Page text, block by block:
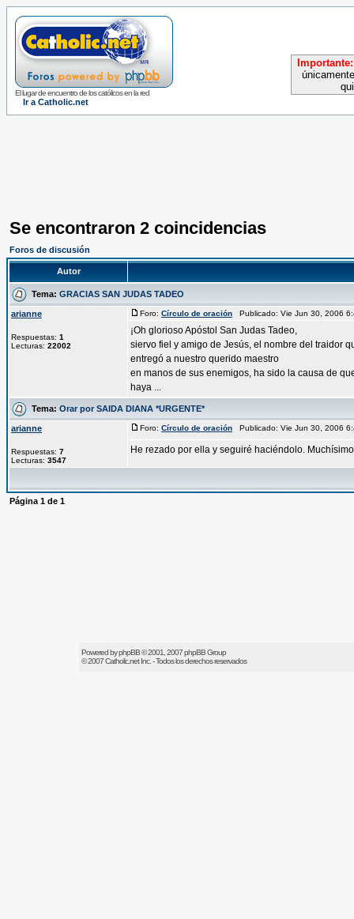
El lugar de encuentro de los católicos en la red
Ir a Catholic.net
Importante:
Se encontraron 2 coincidencias
Foros de discusión
Autor
Tema: GRACIAS SAN JUDAS TADEO
arianne
Respuestas: 1
Lecturas: 22002
Foro: Círculo de oración Publicado: Vie Jun 30, 2006
¡Oh glorioso Apóstol San Judas Tadeo,
siervo fiel y amigo de Jesús, el nombre del traidor
entregó a nuestro querido maestro
en manos de sus enemigos, ha sido la causa de
haya ...
Tema: Orar por SAIDA DIANA *URGENTE*
arianne
Respuestas: 7
Lecturas: 3547
Foro: Círculo de oración Publicado: Vie Jun 30, 2006
He rezado por ella y seguiré haciéndolo.
Página 1 de 1
Powered byphpBB© 2001, 2007 phpBB Group
© 2007Catholic.netInc. - Todos los derechos reservados